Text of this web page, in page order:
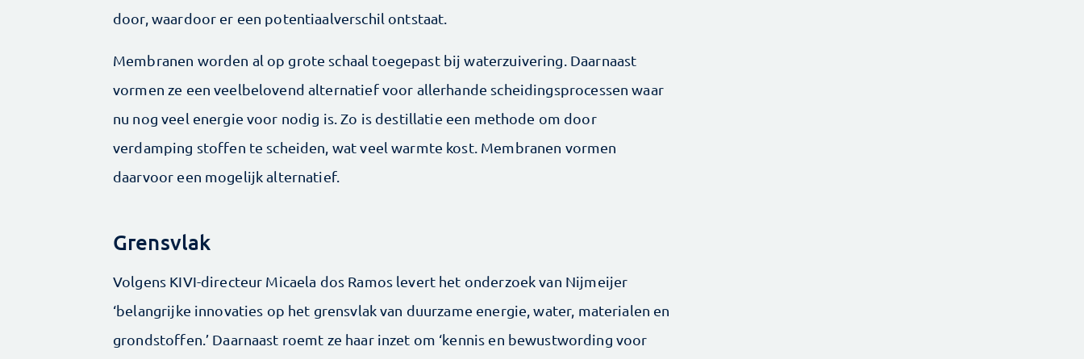
door, waardoor er een potentiaalverschil ontstaat.
Membranen worden al op grote schaal toegepast bij waterzuivering. Daarnaast
vormen ze een veelbelovend alternatief voor allerhande scheidingsprocessen waar
nu nog veel energie voor nodig is. Zo is destillatie een methode om door
verdamping stoffen te scheiden, wat veel warmte kost. Membranen vormen
daarvoor een mogelijk alternatief.
Grensvlak
Volgens KIVI-directeur Micaela dos Ramos levert het onderzoek van Nijmeijer
‘belangrijke innovaties op het grensvlak van duurzame energie, water, materialen en
grondstoffen.’ Daarnaast roemt ze haar inzet om ‘kennis en bewustwording voor